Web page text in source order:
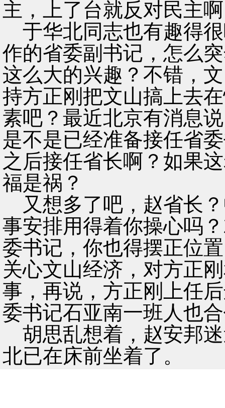
主，上了台就反对民主
于华北同志也有趣得
作的省委副书记，怎么
这么大的兴趣？不错，
持方正刚把文山搞上去
素吧？最近北京有消息
是不是已经准备接任省
之后接任省长啊？如果
福是祸？
又想多了吧，赵省长
事安排用得着你操心吗
委书记，你也得摆正位
关心文山经济，对方正
事，再说，方正刚上任
委书记石亚南一班人也
胡思乱想着，赵安邦
北已在床前坐着了。